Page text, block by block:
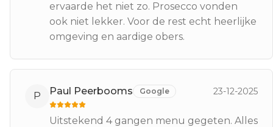
ervaarde het niet zo. Prosecco vonden
ook niet lekker. Voor de rest echt heerlijke
omgeving en aardige obers.
P Paul Peerbooms Google 23-12-2025
Uitstekend 4 gangen menu gegeten. Alles